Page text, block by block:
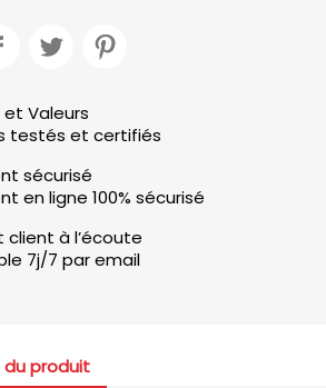
et Valeurs
testés et certifiés
sécurisé
en ligne 100% sécurisé
client à l’écoute
7j/7 par email
du produit